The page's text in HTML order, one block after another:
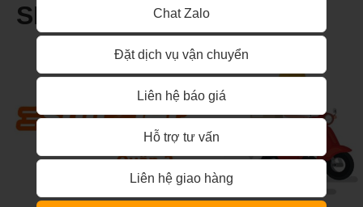
SHIP HÀNG QUẬN 2
Chat Zalo
Đặt dịch vụ vận chuyển
Liên hệ báo giá
Hỗ trợ tư vấn
Liên hệ giao hàng